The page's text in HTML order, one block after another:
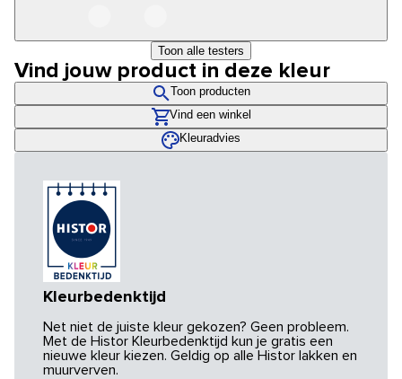
Toon alle testers
Vind jouw product in deze kleur
Toon producten
Vind een winkel
Kleuradvies
Kleurbedenktijd
Net niet de juiste kleur gekozen? Geen probleem.
Met de Histor Kleurbedenktijd kun je gratis een
nieuwe kleur kiezen. Geldig op alle Histor lakken en
muurverven.